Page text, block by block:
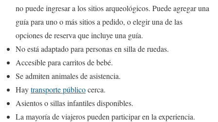
no puede ingresar a los sitios arqueológicos. Puede agregar una
guía para uno o más sitios a pedido, o elegir una de las
opciones de reserva que incluye una guía.
No está adaptado para personas en silla de ruedas.
Accesible para carritos de bebé.
Se admiten animales de asistencia.
Haytransporte públicocerca.
Asientos o sillas infantiles disponibles.
La mayoría de viajeros pueden participar en la experiencia.